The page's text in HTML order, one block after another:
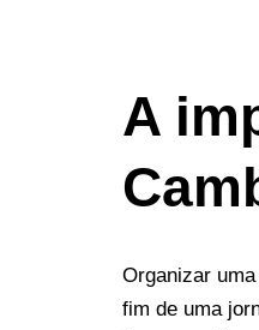
A
Organizar
fim de uma